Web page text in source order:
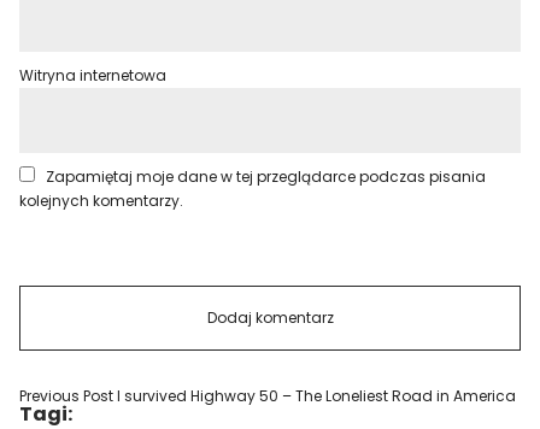
Witryna internetowa
Zapamiętaj moje dane w tej przeglądarce podczas pisania
kolejnych komentarzy.
Previous PostI survived Highway 50 – The Loneliest Road in America
Tagi: